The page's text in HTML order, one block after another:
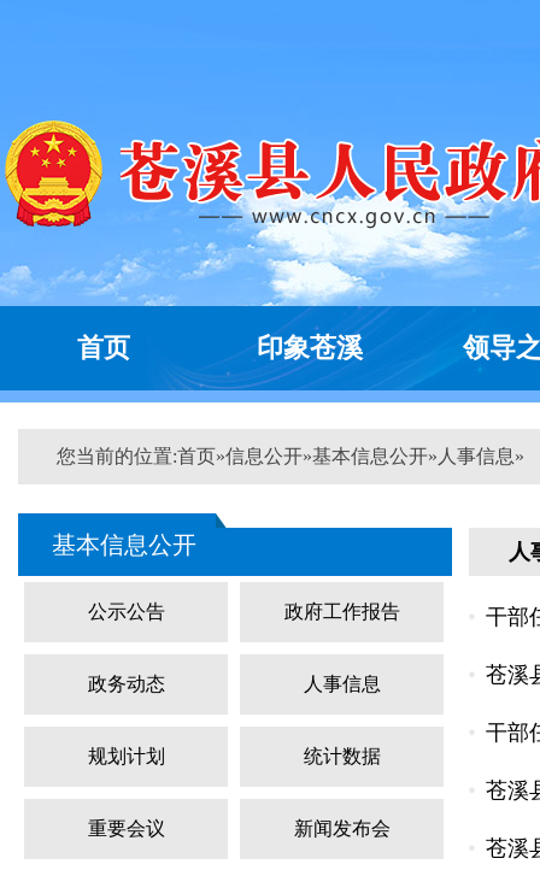
首页 印象苍溪 领导
您当前的位置:首页»信息公开»基本信息公开» 人事信息»
基本信息公开
公示公告 政府工作报告
政务动态 人事信息
规划计划 统计数据
重要会议 新闻发布会
人
干部
苍溪
干部
苍溪
苍溪